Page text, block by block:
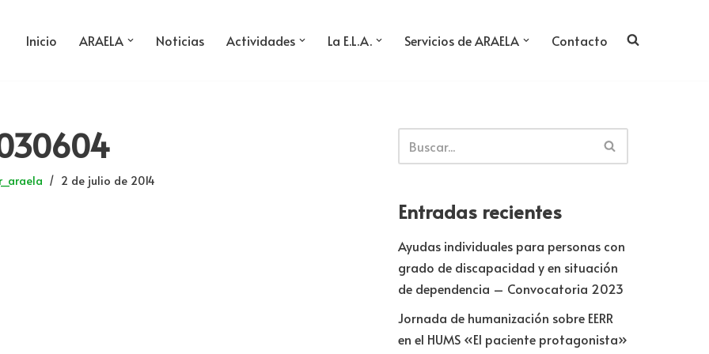
Inicio ARAELA Noticias Actividades La E.L.A. Servicios de ARAELA Contacto
2 de julio de 2014
Entradas recientes
Ayudas individuales para personas con
grado de discapacidad y en situación
de dependencia – Convocatoria 2023
Jornada de humanización sobre EERR
en el HUMS «El paciente protagonista»